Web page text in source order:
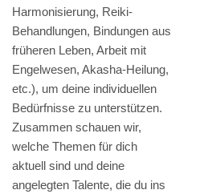
Harmonisierung, Reiki-
Behandlungen, Bindungen aus
früheren Leben, Arbeit mit
Engelwesen, Akasha-Heilung,
etc.), um deine individuellen
Bedürfnisse zu unterstützen.
Zusammen schauen wir,
welche Themen für dich
aktuell sind und deine
angelegten Talente, die du ins